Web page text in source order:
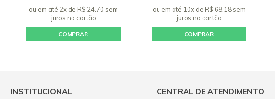
ou em até 2x de R$ 24,70 sem
juros no cartão
COMPRAR
ou em até 10x de R$ 68,18 sem
juros no cartão
COMPRAR
INSTITUCIONAL CENTRAL DE ATENDIMENTO